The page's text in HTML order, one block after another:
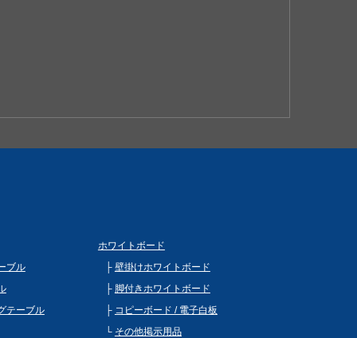
ブル
テーブル
ホワイトボード
壁掛けホワイトボード
脚付きホワイトボード
コピーボード / 電子白板
その他掲示用品